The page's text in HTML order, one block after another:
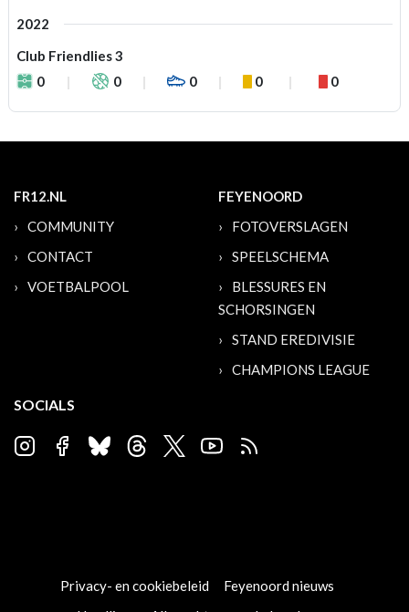
2022
Club Friendlies 3
0
0 0 0 0
FR12.NL
COMMUNITY
CONTACT
VOETBALPOOL
FEYENOORD
FOTOVERSLAGEN
SPEELSCHEMA
BLESSURES EN
SCHORSINGEN
STAND EREDIVISIE
CHAMPIONS LEAGUE
SOCIALS
Privacy- en cookiebeleid
Feyenoord nieuws